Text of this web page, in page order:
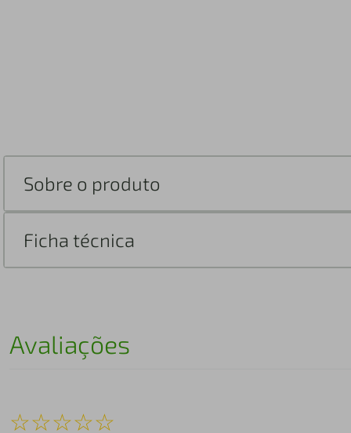
Sobre o produto
Ficha técnica
Avaliações
☆☆☆☆☆